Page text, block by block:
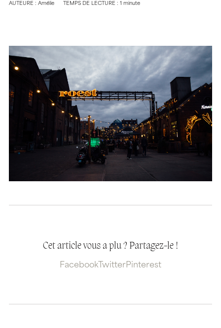
AUTEURE : Amélie TEMPS DE LECTURE : 1 minute
Cet article vous a plu ? Partagez-le !
Facebook TwitterPinterest